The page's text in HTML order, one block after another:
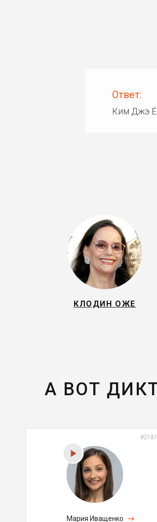
Ответ:
Ким Джэ
КЛОДИН ОЖЕ
А ВОТ
#2181
Мария Иващенко